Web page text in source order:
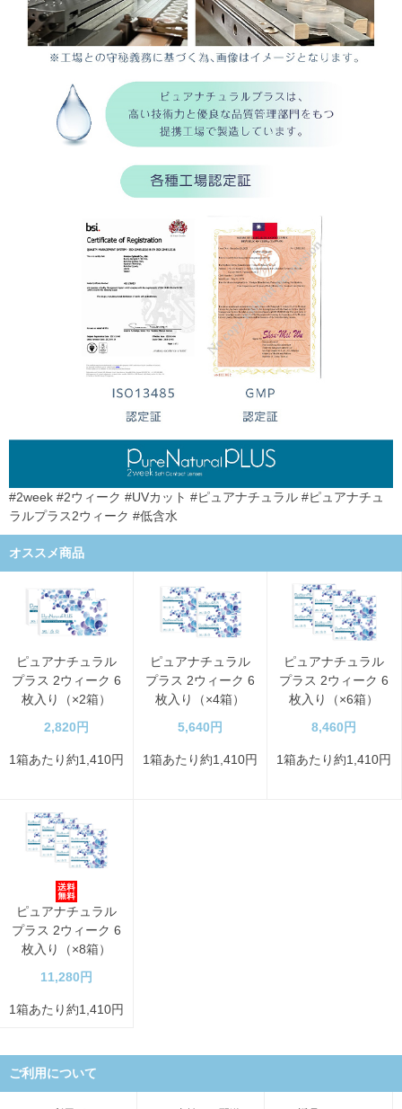
#2week #2ウィーク #UVカット #ピュアナチュラル #ピュアナチュ
ラルプラス2ウィーク #低含水
オススメ商品
ピュアナチュラル
プラス 2ウィーク 6
枚入り（×2箱）
2,820円
1箱あたり約1,410円
ピュアナチュラル
プラス 2ウィーク 6
枚入り（×4箱）
5,640円
1箱あたり約1,410円
ピュアナチュラル
プラス 2ウィーク 6
枚入り（×6箱）
8,460円
1箱あたり約1,410円
ピュアナチュラル
プラス 2ウィーク 6
枚入り（×8箱）
11,280円
1箱あたり約1,410円
ご利用について